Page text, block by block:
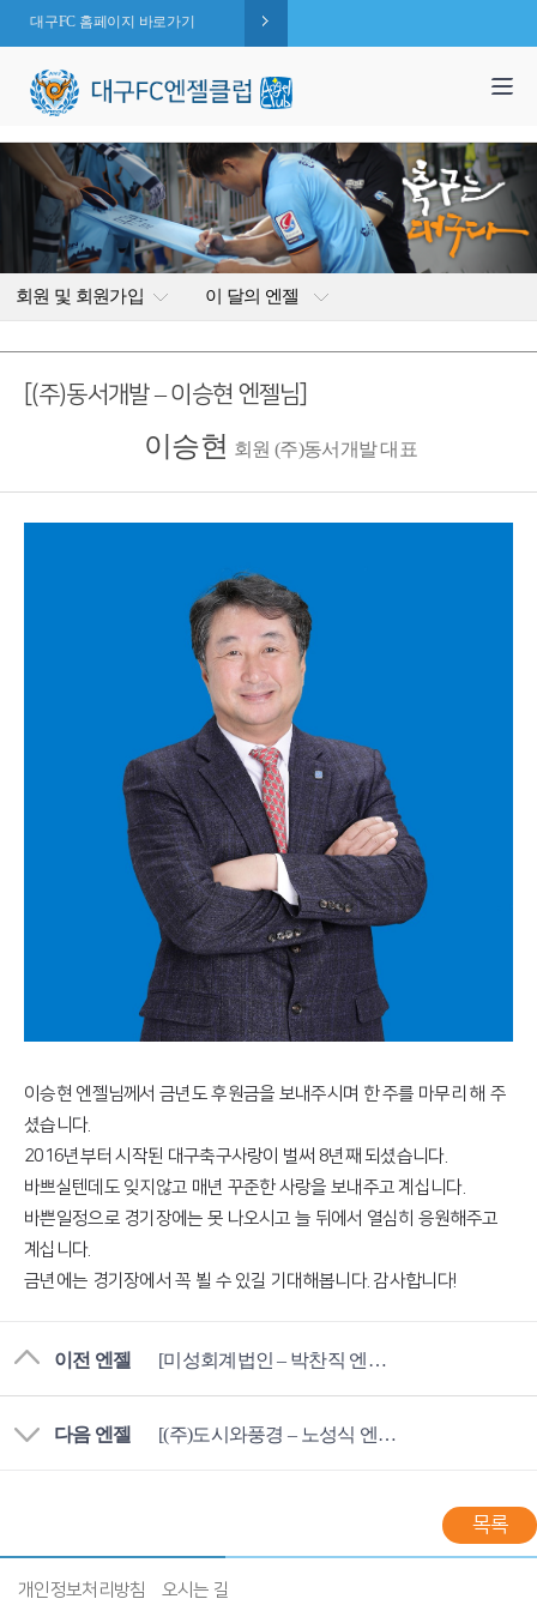
대구FC 홈페이지 바로가기
회원 및 회원가입 이 달의 엔젤
[(주)동서개발 – 이승현 엔젤님]
이승현 회원 (주)동서개발 대표
이승현 엔젤님께서 금년도 후원금을 보내주시며 한 주를 마무리 해 주
셨습니다.
2016년부터 시작된 대구축구사랑이 벌써 8년째 되셨습니다.
바쁘실텐데도 잊지않고 매년 꾸준한 사랑을 보내주고 계십니다.
바쁜일정으로 경기장에는 못 나오시고 늘 뒤에서 열심히 응원해주고
계십니다.
금년에는 경기장에서 꼭 뵐 수 있길 기대해봅니다. 감사합니다!
이전 엔젤 [미성회계법인 – 박찬직 엔젤님]
다음 엔젤 [(주)도시와풍경 – 노성식 엔젤님]
목록
개인정보처리방침 오시는 길